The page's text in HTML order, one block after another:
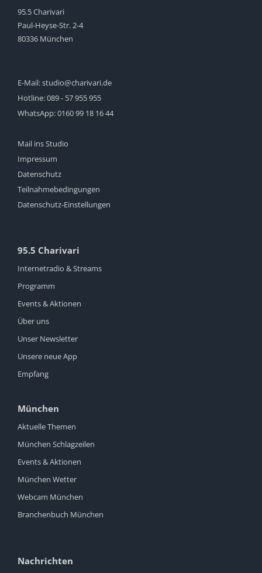
95.5 Charivari
Paul-Heyse-Str. 2-4
80336 München
E-Mail:studio@charivari.de
Hotline:089 - 57 955 955
WhatsApp:0160 99 18 16 44
Mail ins Studio
Impressum
Datenschutz
Teilnahmebedingungen
Datenschutz-Einstellungen
95.5 Charivari
Internetradio & Streams
Programm
Events & Aktionen
Über uns
Unser Newsletter
Unsere neue App
Empfang
München
Aktuelle Themen
München Schlagzeilen
Events & Aktionen
München Wetter
Webcam München
Branchenbuch München
Nachrichten